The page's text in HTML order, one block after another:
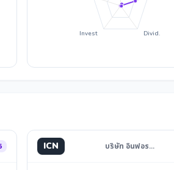
Divid.
Invest
ICN บริษัท อินฟอร…